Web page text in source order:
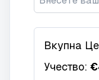
Вкупна
Учество: